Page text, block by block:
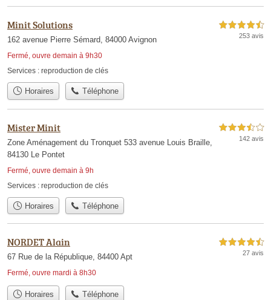
Minit Solutions
162 avenue Pierre Sémard, 84000 Avignon
Fermé, ouvre demain à 9h30
4,5 étoiles sur 5
253 avis
Services : reproduction de clés
Horaires Téléphone
Mister Minit
Zone Aménagement du Tronquet 533 avenue Louis Braille,
84130 Le Pontet
Fermé, ouvre demain à 9h
3,5 étoiles sur 5
142 avis
Services : reproduction de clés
Horaires Téléphone
NORDET Alain
67 Rue de la République, 84400 Apt
Fermé, ouvre mardi à 8h30
4,5 étoiles sur 5
27 avis
Horaires Téléphone